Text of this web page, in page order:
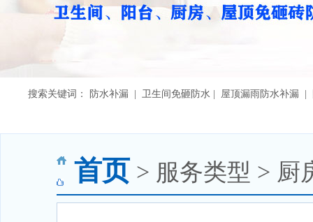
搜索关键词： 防水补漏 | 卫生间免砸防水 | 屋顶漏雨防水补漏
首页 > 服务类型 > 厨